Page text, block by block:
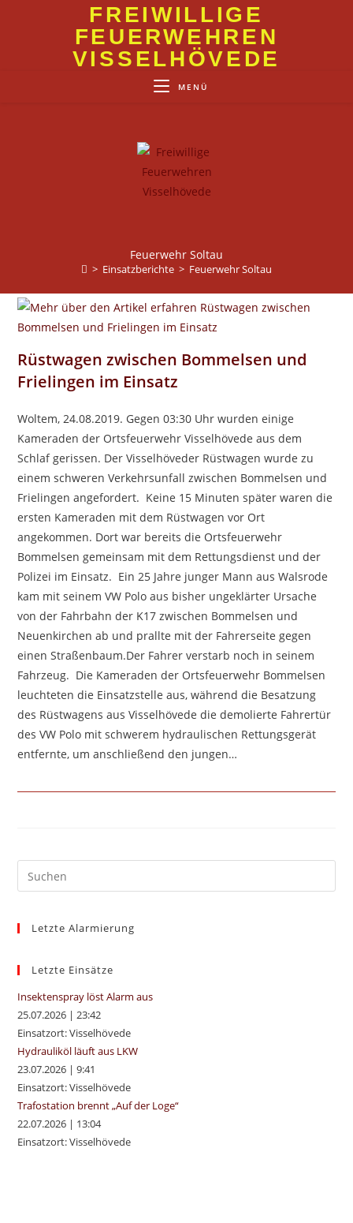
FREIWILLIGE
FEUERWEHREN
VISSELHÖVEDE
MENÜ
Feuerwehr Soltau
> Einsatzberichte > Feuerwehr Soltau
Rüstwagen zwischen Bommelsen und
Frielingen im Einsatz
Woltem, 24.08.2019. Gegen 03:30 Uhr wurden einige
Kameraden der Ortsfeuerwehr Visselhövede aus dem
Schlaf gerissen. Der Visselhöveder Rüstwagen wurde zu
einem schweren Verkehrsunfall zwischen Bommelsen und
Frielingen angefordert. Keine 15 Minuten später waren die
ersten Kameraden mit dem Rüstwagen vor Ort
angekommen. Dort war bereits die Ortsfeuerwehr
Bommelsen gemeinsam mit dem Rettungsdienst und der
Polizei im Einsatz. Ein 25 Jahre junger Mann aus Walsrode
kam mit seinem VW Polo aus bisher ungeklärter Ursache
von der Fahrbahn der K17 zwischen Bommelsen und
Neuenkirchen ab und prallte mit der Fahrerseite gegen
einen Straßenbaum.Der Fahrer verstarb noch in seinem
Fahrzeug. Die Kameraden der Ortsfeuerwehr Bommelsen
leuchteten die Einsatzstelle aus, während die Besatzung
des Rüstwagens aus Visselhövede die demolierte Fahrertür
des VW Polo mit schwerem hydraulischen Rettungsgerät
entfernte, um anschließend den jungen…
Letzte Alarmierung
Letzte Einsätze
Insektenspray löst Alarm aus
25.07.2026 |23:42
Einsatzort: Visselhövede
Hydrauliköl läuft aus LKW
23.07.2026 |9:41
Einsatzort: Visselhövede
Trafostation brennt „Auf der Loge“
22.07.2026 | 13:04
Einsatzort: Visselhövede